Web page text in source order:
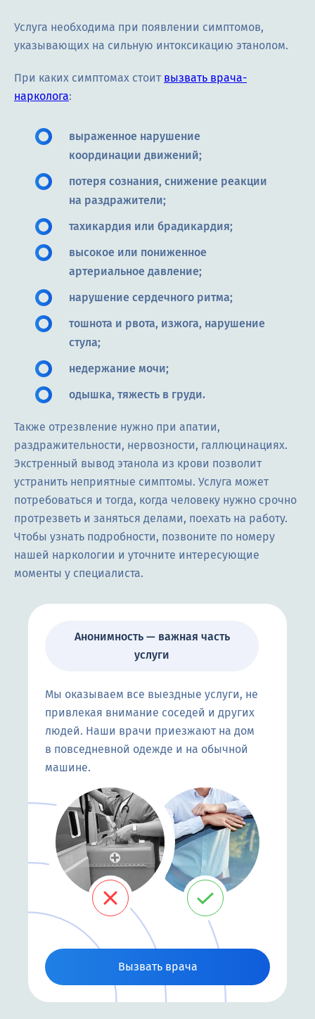
Услуга необходима при появлении симптомов,
указывающих на сильную интоксикацию этанолом.
При каких симптомах стоит вызвать врача-
нарколога:
выраженное нарушение
координации движений;
потеря сознания, снижение реакции
на раздражители;
тахикардия или брадикардия;
высокое или пониженное
артериальное давление;
нарушение сердечного ритма;
тошнота и рвота, изжога, нарушение
стула;
недержание мочи;
одышка, тяжесть в груди.
Также отрезвление нужно при апатии,
раздражительности, нервозности, галлюцинациях.
Экстренный вывод этанола из крови позволит
устранить неприятные симптомы. Услуга может
потребоваться и тогда, когда человеку нужно срочно
протрезветь и заняться делами, поехать на работу.
Чтобы узнать подробности, позвоните по номеру
нашей наркологии и уточните интересующие
моменты у специалиста.
Анонимность — важная часть
услуги
Мы оказываем все выездные услуги, не
привлекая внимание соседей и других
людей. Наши врачи приезжают на дом
в повседневной одежде и на обычной
машине.
Вызвать врача